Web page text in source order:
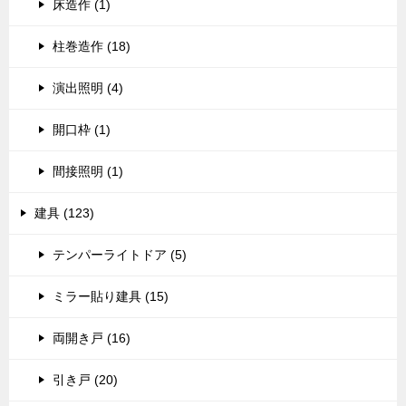
床造作 (1)
柱巻造作 (18)
演出照明 (4)
開口枠 (1)
間接照明 (1)
建具 (123)
テンパーライトドア (5)
ミラー貼り建具 (15)
両開き戸 (16)
引き戸 (20)